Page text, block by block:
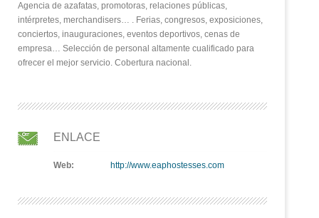
Agencia de azafatas, promotoras, relaciones públicas,
intérpretes, merchandisers… . Ferias, congresos, exposiciones,
conciertos, inauguraciones, eventos deportivos, cenas de
empresa… Selección de personal altamente cualificado para
ofrecer el mejor servicio. Cobertura nacional.
ENLACE
Web: http://www.eaphostesses.com